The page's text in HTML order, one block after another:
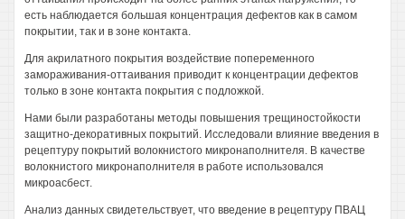
есть наблюдается большая концентрация дефектов как в самом
покрытии, так и в зоне контакта.
Для акрилатного покрытия воздействие попеременного
замораживания-оттаивания приводит к концентрации дефектов
только в зоне контакта покрытия с подложкой.
Нами были разработаны методы повышения трещиностойкости
защитно-декоративных покрытий. Исследовали влияние введения в
рецептуру покрытий волокнистого микронаполнителя. В качестве
волокнистого микронаполнителя в работе использовался
микроасбест.
Анализ данных свидетельствует, что введение в рецептуру ПВАЦ